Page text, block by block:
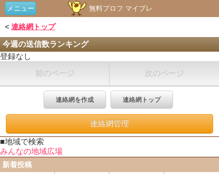
メニュー 無料プロフ マイプレ
< 連絡網トップ
今週の送信数ランキング
登録なし
前のページ 次のページ
連絡網を作成 連絡網トップ
連絡網管理
■地域で検索
みんなの地域広場
新着投稿